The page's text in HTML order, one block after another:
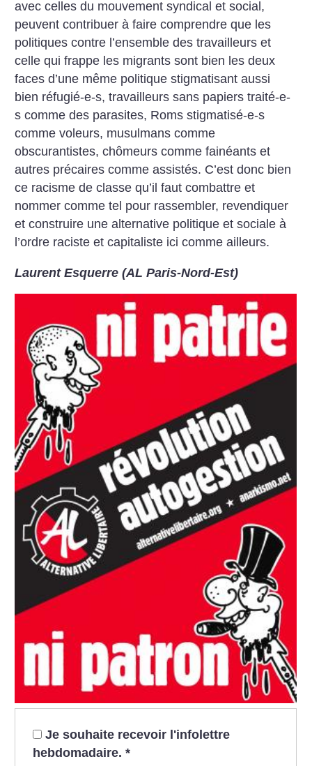
avec celles du mouvement syndical et social,
peuvent contribuer à faire comprendre que les
politiques contre l’ensemble des travailleurs et
celle qui frappe les migrants sont bien les deux
faces d’une même politique stigmatisant aussi
bien réfugié-e-s, travailleurs sans papiers traité-e-
s comme des parasites, Roms stigmatisé-e-s
comme voleurs, musulmans comme
obscurantistes, chômeurs comme fainéants et
autres précaires comme assistés. C’est donc bien
ce racisme de classe qu’il faut combattre et
nommer comme tel pour rassembler, revendiquer
et construire une alternative politique et sociale à
l’ordre raciste et capitaliste ici comme ailleurs.
Laurent Esquerre (AL Paris-Nord-Est)
Je souhaite recevoir l'infolettre
hebdomadaire. *